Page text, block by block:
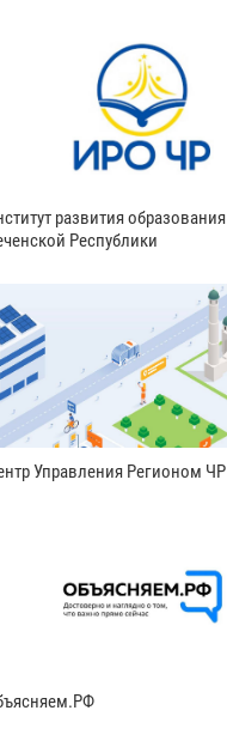
развития образования
Республики
Управления Регионом ЧР